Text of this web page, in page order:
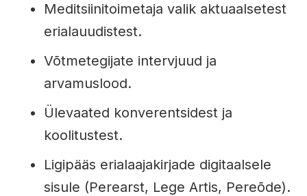
Meditsiinitoimetaja valik aktuaalsetest
erialauudistest.
Võtmetegijate intervjuud ja
arvamuslood.
Ülevaated konverentsidest ja
koolitustest.
Ligipääs erialaajakirjade digitaalsele
sisule (Perearst, Lege Artis, Pereõde).